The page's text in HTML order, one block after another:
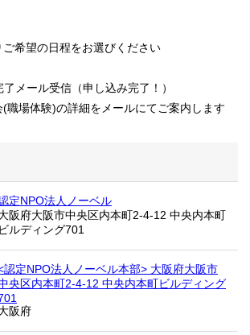
ご希望の日程をお選びください
メール受信（申し込み完了！）
職場体験)の詳細をメールにてご案内します
定NPO法人ノーベル
阪府大阪市中央区内本町2-4-12 中央内本町
ビルディング701
認定NPO法人ノーベル本部> 大阪府大阪市
央区内本町2-4-12 中央内本町ビルディング
阪府